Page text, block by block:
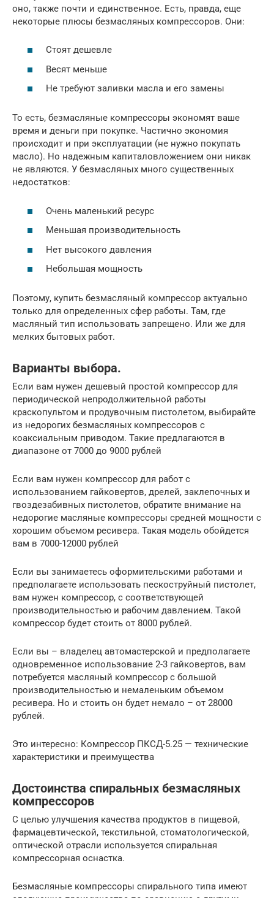
оно, также почти и единственное. Есть, правда, еще
некоторые плюсы безмасляных компрессоров. Они:
Стоят дешевле
Весят меньше
Не требуют заливки масла и его замены
То есть, безмасляные компрессоры экономят ваше
время и деньги при покупке. Частично экономия
происходит и при эксплуатации (не нужно покупать
масло). Но надежным капиталовложением они никак
не являются. У безмасляных много существенных
недостатков:
Очень маленький ресурс
Меньшая производительность
Нет высокого давления
Небольшая мощность
Поэтому, купить безмасляный компрессор актуально
только для определенных сфер работы. Там, где
масляный тип использовать запрещено. Или же для
мелких бытовых работ.
Варианты выбора.
Если вам нужен дешевый простой компрессор для
периодической непродолжительной работы
краскопультом и продувочным пистолетом, выбирайте
из недорогих безмасляных компрессоров с
коаксиальным приводом. Такие предлагаются в
диапазоне от 7000 до 9000 рублей
Если вам нужен компрессор для работ с
использованием гайковертов, дрелей, заклепочных и
гвоздезабивных пистолетов, обратите внимание на
недорогие масляные компрессоры средней мощности с
хорошим объемом ресивера. Такая модель обойдется
вам в 7000-12000 рублей
Если вы занимаетесь оформительскими работами и
предполагаете использовать пескоструйный пистолет,
вам нужен компрессор, с соответствующей
производительностью и рабочим давлением. Такой
компрессор будет стоить от 8000 рублей.
Если вы – владелец автомастерской и предполагаете
одновременное использование 2-3 гайковертов, вам
потребуется масляный компрессор с большой
производительностью и немаленьким объемом
ресивера. Но и стоить он будет немало – от 28000
рублей.
Это интересно: Компрессор ПКСД-5.25 — технические
характеристики и преимущества
Достоинства спиральных безмасляных
компрессоров
С целью улучшения качества продуктов в пищевой,
фармацевтической, текстильной, стоматологической,
оптической отрасли используется спиральная
компрессорная оснастка.
Безмасляные компрессоры спирального типа имеют